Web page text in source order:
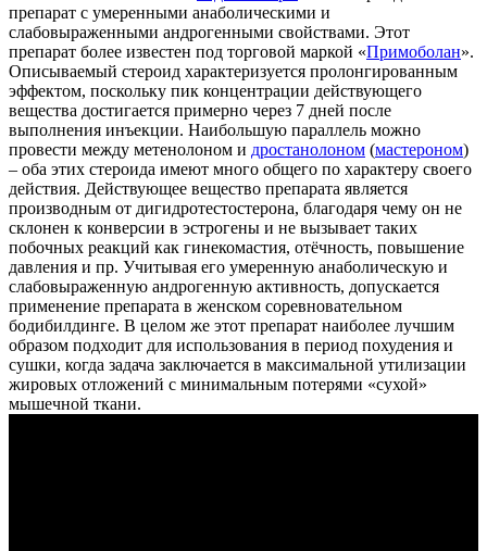
препарат с умеренными анаболическими и
слабовыраженными андрогенными свойствами. Этот
препарат более известен под торговой маркой «Примоболан».
Описываемый стероид характеризуется пролонгированным
эффектом, поскольку пик концентрации действующего
вещества достигается примерно через 7 дней после
выполнения инъекции. Наибольшую параллель можно
провести между метенолоном и дростанолоном (мастероном)
– оба этих стероида имеют много общего по характеру своего
действия. Действующее вещество препарата является
производным от дигидротестостерона, благодаря чему он не
склонен к конверсии в эстрогены и не вызывает таких
побочных реакций как гинекомастия, отёчность, повышение
давления и пр. Учитывая его умеренную анаболическую и
слабовыраженную андрогенную активность, допускается
применение препарата в женском соревновательном
бодибилдинге. В целом же этот препарат наиболее лучшим
образом подходит для использования в период похудения и
сушки, когда задача заключается в максимальной утилизации
жировых отложений с минимальным потерями «сухой»
мышечной ткани.